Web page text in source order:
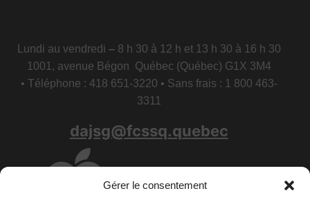
Gérer le consentement
Lundi au vendredi – 8 h 30 à 12 h et 13 h 30 à 16 h 30
1001, avenue Bégon Québec (Québec) G1X 3M4
• Téléphone : 418 651-3220 • Sans frais : 1 800 463-
3311
dajsg@fcssq.quebec